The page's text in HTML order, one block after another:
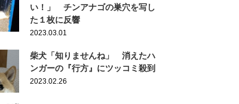
い！」 チンアナゴの巣穴を写し
た１枚に反響
2023.03.01
柴犬「知りませんね」 消えたハ
ンガーの『行方』にツッコミ殺到
2023.02.26